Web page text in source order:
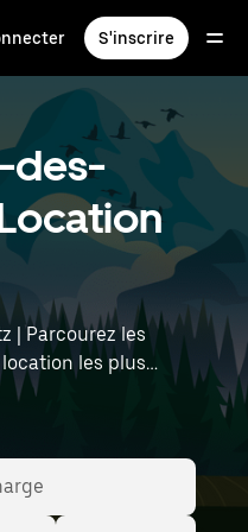
S'inscrire
des-
| Parcourez les
les plus
voitures
luxe en passant par
véhicules adaptés
groupes comptant
l'heure et